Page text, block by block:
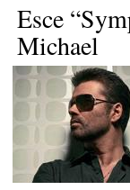
Esce
Michael